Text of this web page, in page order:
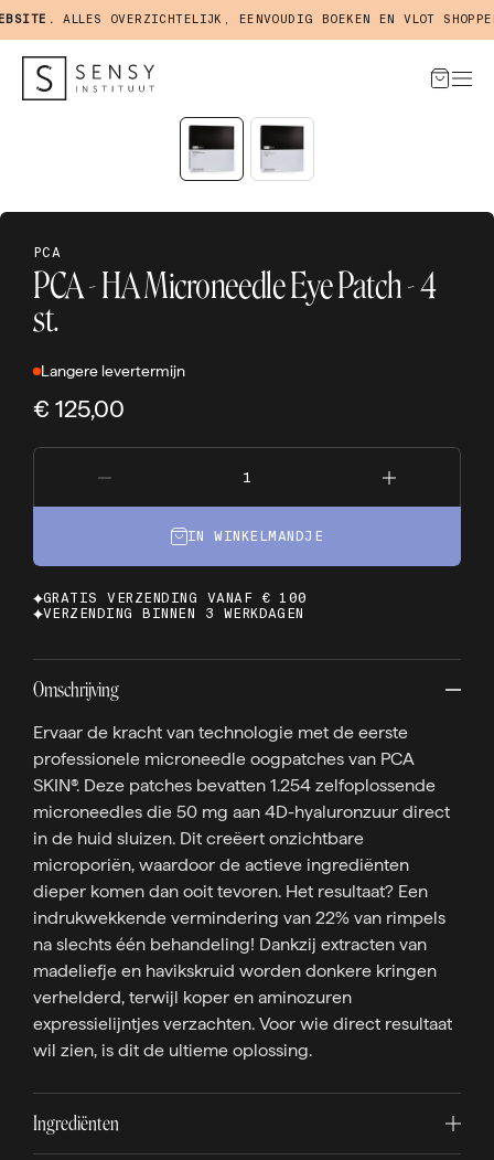
ALLES OVERZICHTELIJK, EENVOUDIG BOEKEN EN VLOT SHOPPEN
PCA
PCA - HA Microneedle Eye Patch - 4
st.
Langere levertermijn
€ 125,00
IN WINKELMANDJE
GRATIS VERZENDING VANAF € 100
VERZENDING BINNEN 3 WERKDAGEN
Omschrijving
Ervaar de kracht van technologie met de eerste
professionele microneedle oogpatches van PCA
SKIN®. Deze patches bevatten 1.254 zelfoplossende
microneedles die 50 mg aan 4D-hyaluronzuur direct
in de huid sluizen. Dit creëert onzichtbare
microporiën, waardoor de actieve ingrediënten
dieper komen dan ooit tevoren. Het resultaat? Een
indrukwekkende vermindering van 22% van rimpels
na slechts één behandeling! Dankzij extracten van
madeliefje en havikskruid worden donkere kringen
verhelderd, terwijl koper en aminozuren
expressielijntjes verzachten. Voor wie direct resultaat
wil zien, is dit de ultieme oplossing.
Ingrediënten